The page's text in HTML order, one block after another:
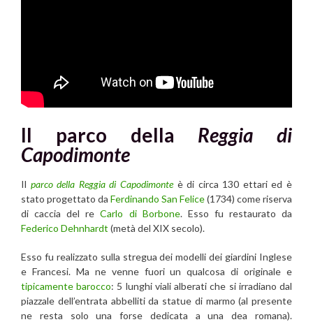
Il parco della Reggia di
Capodimonte
Il parco della Reggia di Capodimonteè di circa 130 ettari ed è
stato progettato da Ferdinando San Felice(1734) come riserva
di caccia del reCarlo di Borbone. Esso fu restaurato da
Federico Dehnhardt (metà del XIX secolo).
Esso fu realizzato sulla stregua dei modelli dei giardini Inglese
e Francesi. Ma ne venne fuori un qualcosa di originale e
tipicamente barocco: 5 lunghi viali alberati che si irradiano dal
piazzale dell’entrata abbelliti da statue di marmo (al presente
ne resta solo una forse dedicata a una dea romana).